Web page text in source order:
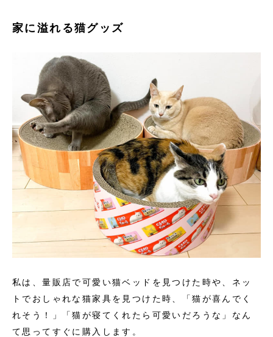
家に溢れる猫グッズ
私は、量販店で可愛い猫ベッドを見つけた時や、ネッ
トでおしゃれな猫家具を見つけた時、「猫が喜んでく
れそう！」「猫が寝てくれたら可愛いだろうな」なん
て思ってすぐに購入します。